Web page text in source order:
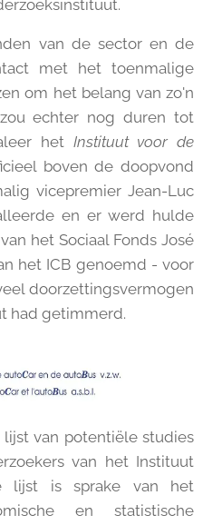
van de sector en de
met het toenmalige
om het belang van zo'n
echter nog duren tot
het Instituut voor de
boven de doopvond
vicepremier Jean-Luc
en er werd hulde
het Sociaal Fonds José
het ICB genoemd - voor
doorzettingsvermogen
had getimmerd.
van potentiële studies
van het Instituut
lijst is sprake van het
en statistische